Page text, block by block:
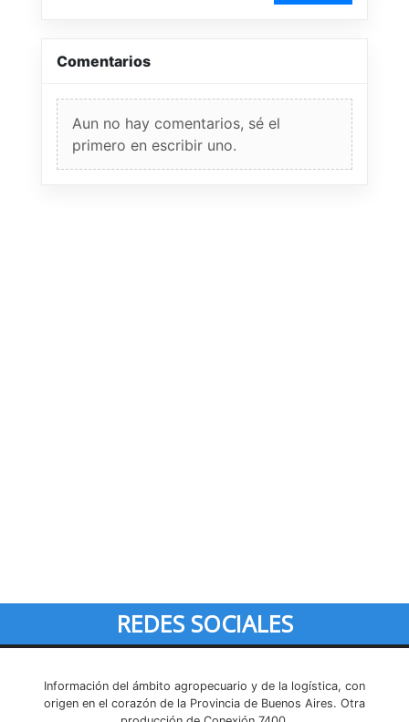
Comentarios
Aun no hay comentarios, sé el
primero en escribir uno.
REDES SOCIALES
Información del ámbito agropecuario y de la logística, con
origen en el corazón de la Provincia de Buenos Aires. Otra